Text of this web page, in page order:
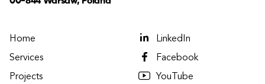
Home
Services
Projects
LinkedIn
Facebook
YouTube